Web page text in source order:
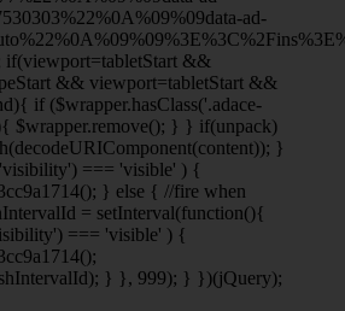
ad-
if(viewport=tabletStart &&
&& viewport=tabletStart &&
if ($wrapper.hasClass('.adace-
$wrapper.remove(); } } if(unpack)
}
=== 'visible' ) {
} else { //fire when
= setInterval(function(){
=== 'visible' ) {
} }, 999); } })(jQuery);